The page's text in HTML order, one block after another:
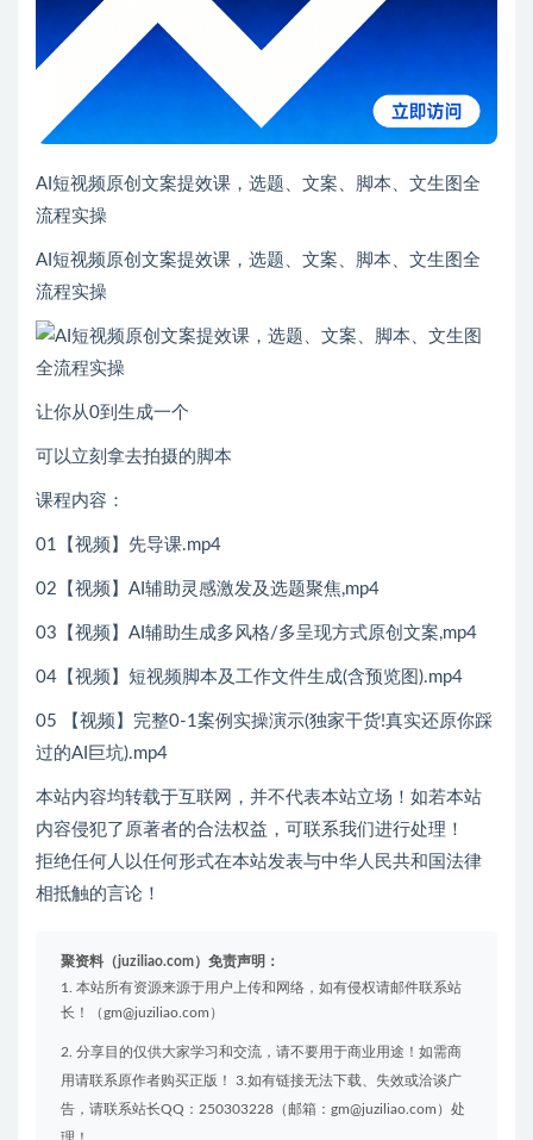
AI短视频原创文案提效课，选题、文案、脚本、文生图全
流程实操
AI短视频原创文案提效课，选题、文案、脚本、文生图全
流程实操
让你从0到生成一个
可以立刻拿去拍摄的脚本
课程内容：
01【视频】先导课.mp4
02【视频】AI辅助灵感激发及选题聚焦,mp4
03【视频】AI辅助生成多风格/多呈现方式原创文案,mp4
04【视频】短视频脚本及工作文件生成(含预览图).mp4
05 【视频】完整0-1案例实操演示(独家干货!真实还原你踩
过的AI巨坑).mp4
本站内容均转载于互联网，并不代表本站立场！如若本站
内容侵犯了原著者的合法权益，可联系我们进行处理！
拒绝任何人以任何形式在本站发表与中华人民共和国法律
相抵触的言论！
聚资料（juziliao.com）免责声明：
1. 本站所有资源来源于用户上传和网络，如有侵权请邮件联系站
长！（gm@juziliao.com）
2. 分享目的仅供大家学习和交流，请不要用于商业用途！如需商
用请联系原作者购买正版！ 3.如有链接无法下载、失效或洽谈广
告，请联系站长QQ：250303228（邮箱：gm@juziliao.com）处